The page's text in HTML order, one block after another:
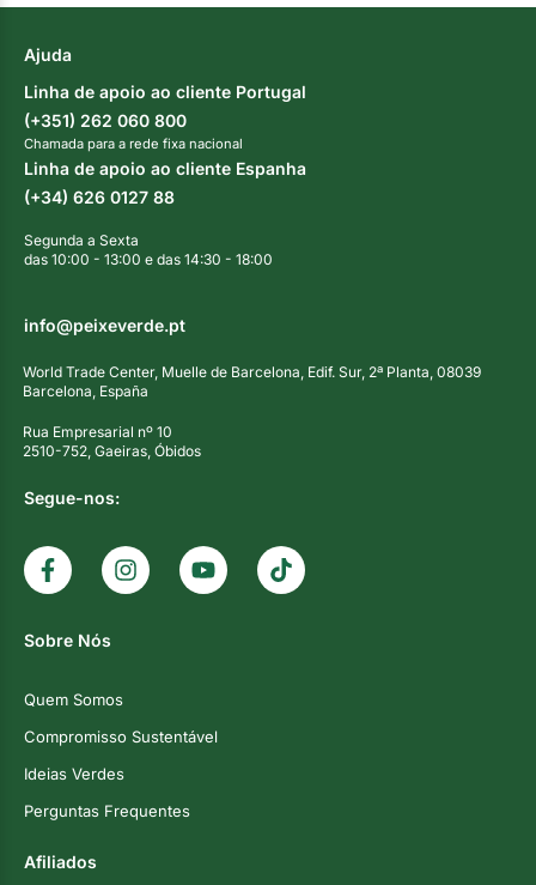
Ajuda
Linha de apoio ao cliente Portugal
(+351) 262 060 800
Chamada para a rede fixa nacional
Linha de apoio ao cliente Espanha
(+34) 626 0127 88
Segunda a Sexta
das 10:00 - 13:00 e das 14:30 - 18:00
info@peixeverde.pt
World Trade Center, Muelle de Barcelona, Edif. Sur, 2ª Planta, 08039
Barcelona, España
Rua Empresarial nº 10
2510-752, Gaeiras, Óbidos
Segue-nos:
Sobre Nós
Quem Somos
Compromisso Sustentável
Ideias Verdes
Perguntas Frequentes
Afiliados